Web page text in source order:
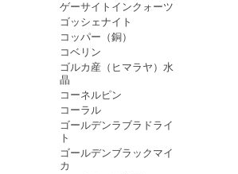
ゲーサイトインクォーツ
ゴッシェナイト
コッパー（銅）
コベリン
ゴルカ産（ヒマラヤ）水
晶
コーネルピン
コーラル
ゴールデンラブラドライ
ト
ゴールデンブラックマイ
カ